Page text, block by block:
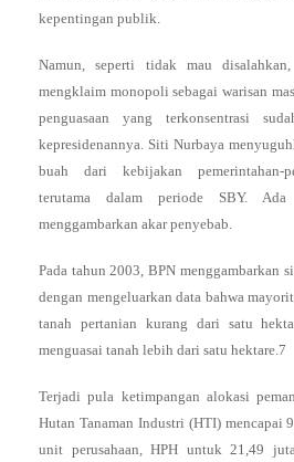
kepentingan publik.
Namun, seperti tidak mau
mengklaim monopoli sebagai warisan
penguasaan yang terkonsentrasi
kepresidenannya. Siti Nurbaya
buah dari kebijakan pemerintahan-
terutama dalam periode SBY.
menggambarkan akar penyebab.
Pada tahun 2003, BPN menggambarkan
dengan mengeluarkan data bahwa
tanah pertanian kurang dari satu
menguasai tanah lebih dari satu hektare.7
Terjadi pula ketimpangan alokasi
Hutan Tanaman Industri (HTI) mencapai
unit perusahaan, HPH untuk 21,49